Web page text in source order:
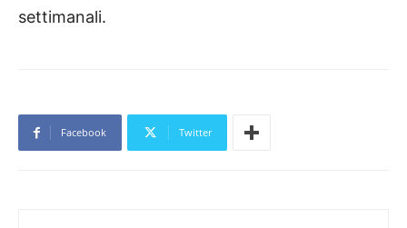
settimanali.
Facebook Twitter